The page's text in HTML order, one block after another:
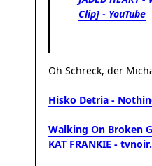
Clip] - YouTube
Oh Schreck, der
Hisko Detria -
Walking On Broken
KAT FRANKIE -